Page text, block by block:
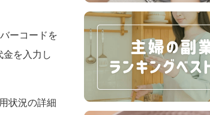
ーコードを
を入力し
状況の詳細